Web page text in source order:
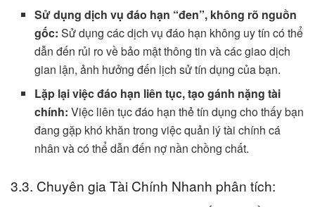
Sử dụng dịch vụ đáo hạn “đen”, không rõ nguồn
gốc: Sử dụng các dịch vụ đáo hạn không uy tín có thể
dẫn đến rủi ro về bảo mật thông tin và các giao dịch
gian lận, ảnh hưởng đến lịch sử tín dụng của bạn.
Lặp lại việc đáo hạn liên tục, tạo gánh nặng tài
chính: Việc liên tục đáo hạn thẻ tín dụng cho thấy bạn
đang gặp khó khăn trong việc quản lý tài chính cá
nhân và có thể dẫn đến nợ nần chồng chất.
3.3. Chuyên gia Tài Chính Nhanh phân tích: